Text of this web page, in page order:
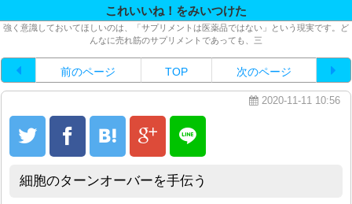
これいいね！をみいつけた
強く意識しておいてほしいのは、「サプリメントは医薬品ではない」という現実です。ど
んなに売れ筋のサプリメントであっても、三
前のページ TOP 次のページ
2020-11-11 10:56
細胞のターンオーバーを手伝う